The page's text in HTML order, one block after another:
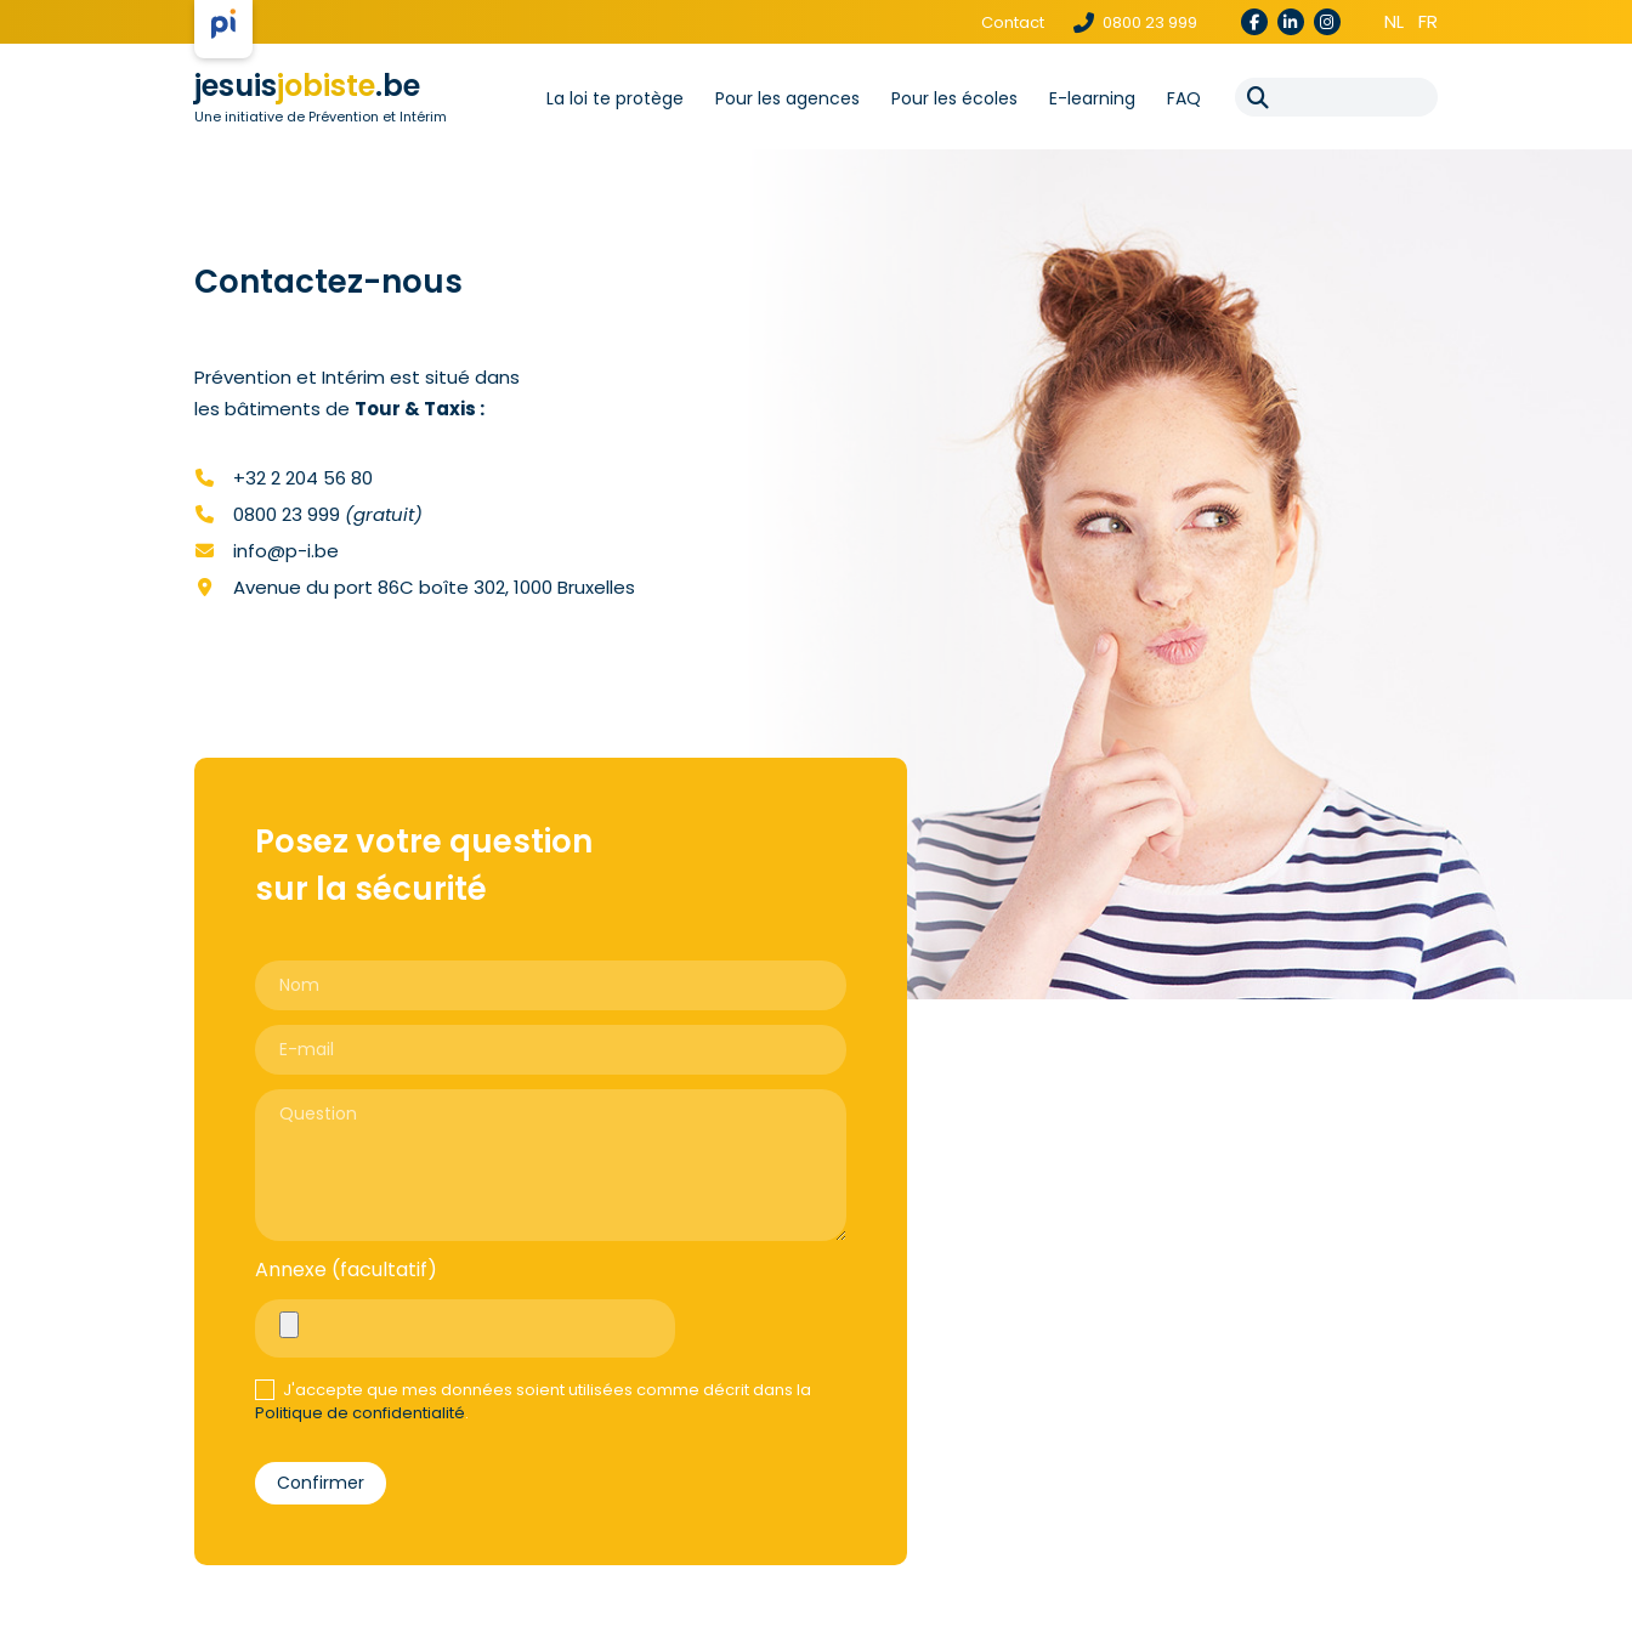
Contact 0800 23 999 NL FR
jesuisjobiste.be
Une initiative de Prévention et Intérim
La loi te protège Pour les agences Pour les écoles E-learning FAQ
Contactez-nous
Prévention et Intérim est situé dans
les bâtiments de Tour & Taxis :
+32 2 204 56 80
0800 23 999 (gratuit)
info@p-i.be
Avenue du port 86C boîte 302, 1000 Bruxelles
Posez votre question
sur la sécurité
Annexe (facultatif)
J'accepte que mes données soient utilisées comme décrit dans la
Politique de confidentialité.
Confirmer